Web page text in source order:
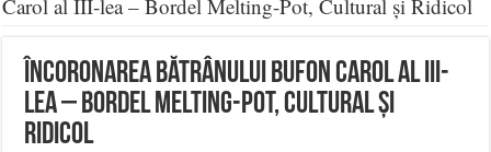
Carol al III-lea – Bordel Melting-Pot, Cultural și Ridicol
Încoronarea Bătrânului Bufon Carol al III-
lea – Bordel Melting-Pot, Cultural și
Ridicol